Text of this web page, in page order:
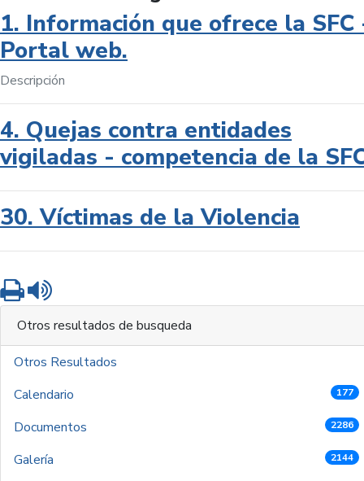
1. Información que ofrece la SFC
Portal web.
Descripción
4. Quejas contra entidades
vigiladas - competencia de la
30. Víctimas de la Violencia
Imprimir
Otros resultados de busqueda
Otros Resultados
Calendario
177
Documentos 2286
Galería 2144